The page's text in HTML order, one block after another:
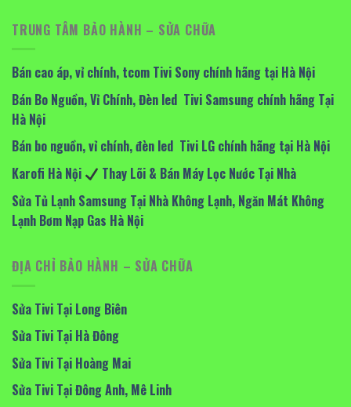
TRUNG TÂM BẢO HÀNH – SỬA CHỮA
Bán cao áp, vỉ chính, tcom Tivi Sony chính hãng tại Hà Nội
Bán Bo Nguồn, Vỉ Chính, Đèn led Tivi Samsung chính hãng Tại
Hà Nội
Bán bo nguồn, vỉ chính, đèn led Tivi LG chính hãng tại Hà Nội
Karofi Hà Nội
Thay Lõi & Bán Máy Lọc Nước Tại Nhà
Sửa Tủ Lạnh Samsung Tại Nhà Không Lạnh, Ngăn Mát Không
Lạnh Bơm Nạp Gas Hà Nội
ĐỊA CHỈ BẢO HÀNH – SỬA CHỮA
Sửa Tivi Tại Long Biên
Sửa Tivi Tại Hà Đông
Sửa Tivi Tại Hoàng Mai
Sửa Tivi Tại Đông Anh, Mê Linh